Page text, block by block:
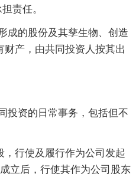
责任。
成的股份及其孳生物、创造
产，由共同投资人按其出
投资的日常事务，包括但不
，行使及履行作为公司发起
立后，行使其作为公司股东